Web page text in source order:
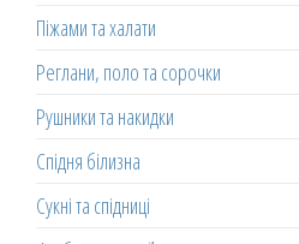
Піжами та халати
Реглани, поло та сорочки
Рушники та накидки
Спідня білизна
Сукні та спідниці